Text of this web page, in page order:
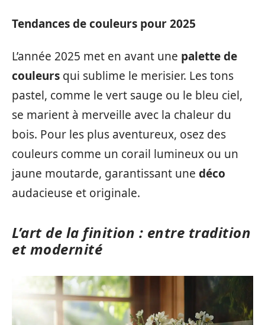
Tendances de couleurs pour 2025
L’année 2025 met en avant une palette de
couleurs qui sublime le merisier. Les tons
pastel, comme le vert sauge ou le bleu ciel,
se marient à merveille avec la chaleur du
bois. Pour les plus aventureux, osez des
couleurs comme un corail lumineux ou un
jaune moutarde, garantissant une déco
audacieuse et originale.
L’art de la finition : entre tradition
et modernité